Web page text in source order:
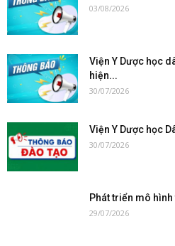
03/08/2026
Viện Y Dược học
hiện...
30/07/2026
Viện Y Dược học
30/07/2026
Phát triển mô
29/07/2026